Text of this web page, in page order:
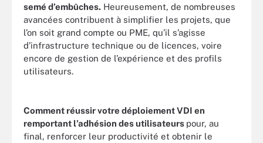
semé d’embûches. Heureusement, de nombreuses
avancées contribuent à simplifier les projets, que
l’on soit grand compte ou PME, qu’il s’agisse
d’infrastructure technique ou de licences, voire
encore de gestion de l’expérience et des profils
utilisateurs.
Comment réussir votre déploiement VDI en
remportant l’adhésion des utilisateurs pour, au
final, renforcer leur productivité et obtenir le